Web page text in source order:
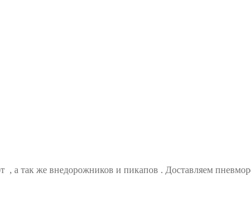
а так же внедорожников и пикапов . Доставляем